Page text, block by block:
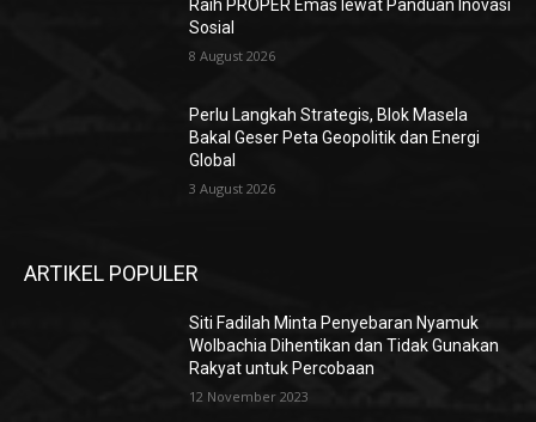
Raih PROPER Emas lewat Panduan Inovasi
Sosial
8 August 2026
Perlu Langkah Strategis, ​Blok Masela
Bakal Geser Peta Geopolitik dan Energi
Global
3 August 2026
ARTIKEL POPULER
Siti Fadilah Minta Penyebaran Nyamuk
Wolbachia Dihentikan dan Tidak Gunakan
Rakyat untuk Percobaan
12 November 2023